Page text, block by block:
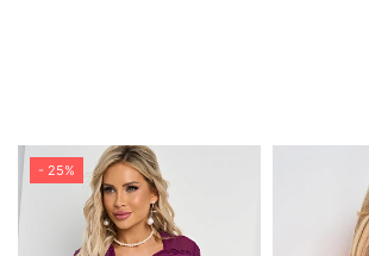
- 25%